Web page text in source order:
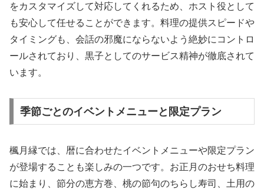
をカスタマイズして対応してくれるため、ホスト役として
も安心して任せることができます。料理の提供スピードや
タイミングも、会話の邪魔にならないよう絶妙にコントロ
ールされており、黒子としてのサービス精神が徹底されて
います。
季節ごとのイベントメニューと限定プラン
楓月縁では、暦に合わせたイベントメニューや限定プラン
が登場することも楽しみの一つです。お正月のおせち料理
に始まり、節分の恵方巻、桃の節句のちらし寿司、土用の